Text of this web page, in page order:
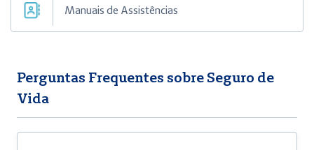
Manuais de Assistências
Perguntas Frequentes sobre Seguro de
Vida